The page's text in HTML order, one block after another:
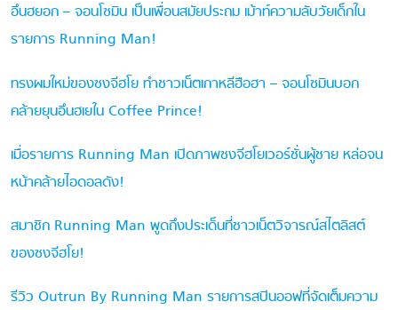
อึนฮยอก – จอนโซมิน เป็นเพื่อนสมัยประถม เม้าท์ความลับวัยเด็กใน
รายการ Running Man!
ทรงผมใหม่ของซงจีฮโย ทำชาวเน็ตเกาหลีฮือฮา – จอนโซมินบอก
คล้ายยุนอึนฮเยใน Coffee Prince!
เมื่อรายการ Running Man เปิดภาพซงจีฮโยเวอร์ชั่นผู้ชาย หล่อจน
หน้าคล้ายไอดอลดัง!
สมาชิก Running Man พูดถึงประเด็นที่ชาวเน็ตวิจารณ์สไตลิสต์
ของซงจีฮโย!
รีวิว Outrun By Running Man รายการสปินออฟที่จัดเต็มความ